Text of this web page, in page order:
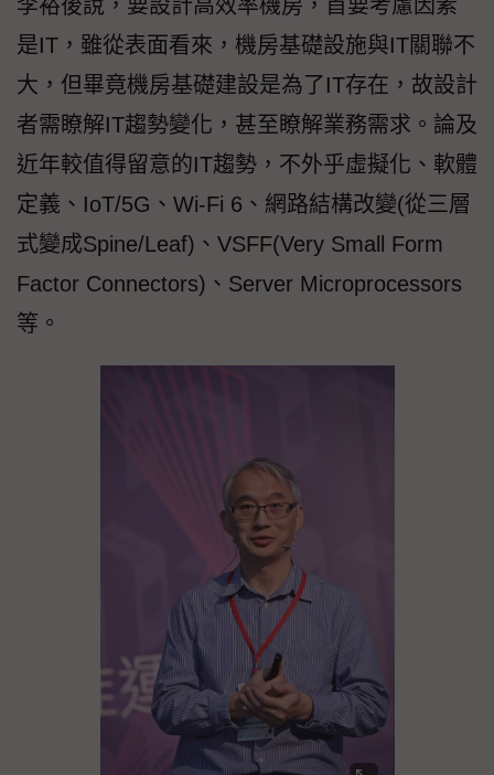
李裕後說，要設計高效率機房，首要考慮因素
是IT，雖從表面看來，機房基礎設施與IT關聯不
大，但畢竟機房基礎建設是為了IT存在，故設計
者需瞭解IT趨勢變化，甚至瞭解業務需求。論及
近年較值得留意的IT趨勢，不外乎虛擬化、軟體
定義、IoT/5G、Wi-Fi 6、網路結構改變(從三層
式變成Spine/Leaf)、VSFF(Very Small Form
Factor Connectors)、Server Microprocessors
等。